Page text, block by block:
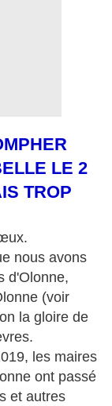
LE 2
TROP
nous avons
d'Olonne,
(voir
la gloire de
les maires
ont passé
et autres